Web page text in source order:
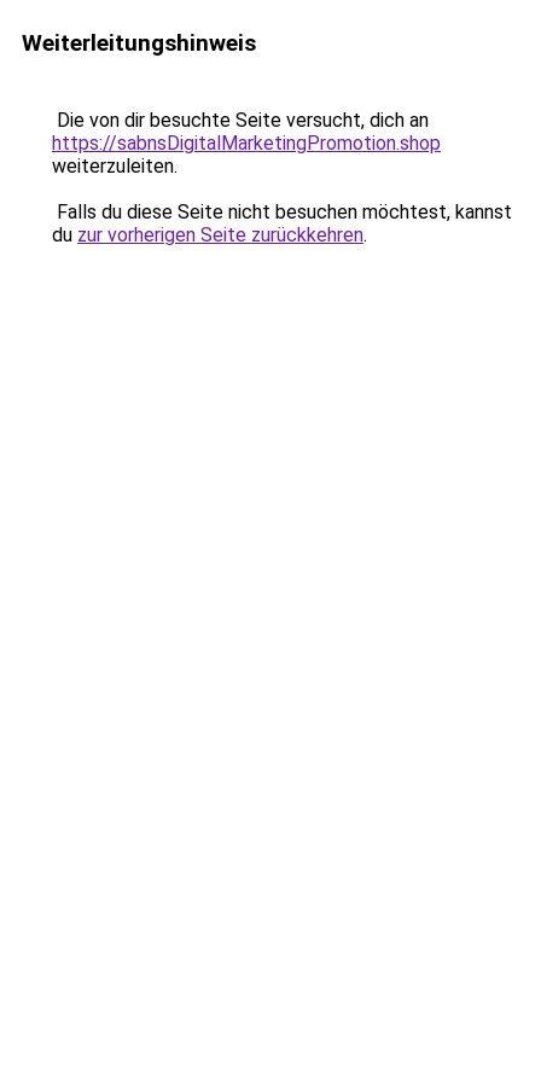
Weiterleitungshinweis
Die von dir besuchte Seite versucht, dich an
https://sabnsDigitalMarketingPromotion.shop
weiterzuleiten.
Falls du diese Seite nicht besuchen möchtest, kannst
du zur vorherigen Seite zurückkehren.